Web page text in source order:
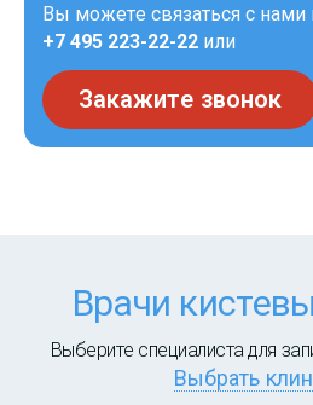
Вы можете связаться с нами
+7 495 223-22-22 или
Закажите звонок
Врачи
Выберите специалиста для
Выбрать